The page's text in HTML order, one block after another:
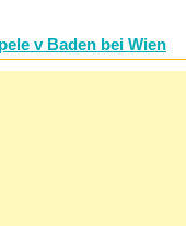
v Baden bei Wien